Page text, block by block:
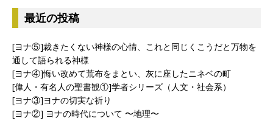
最近の投稿
[ヨナ⑤]裁きたくない神様の心情、これと同じくこうだと万物を
通して語られる神様
[ヨナ④]悔い改めて荒布をまとい、灰に座したニネベの町
[偉人・有名人の聖書観①]学者シリーズ（人文・社会系）
[ヨナ③]ヨナの切実な祈り
[ヨナ②] ヨナの時代について 〜地理〜